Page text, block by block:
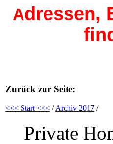
Adressen,
Zurück zur Seite:
<<< Start <<< /Archiv 2017 /
Private